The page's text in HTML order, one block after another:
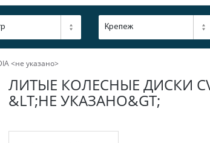
Крепеж
<не указано>
ЛИТЫЕ КОЛЕСНЫЕ ДИСКИ CV
&LT;НЕ УКАЗАНО&GT;